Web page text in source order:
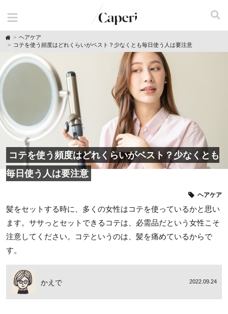
H
o
e
ヘアケア
コテを使う頻度はどれくらいがベスト？少なくとも毎日使う人は要注意
コテを使う頻度はどれくらいがベスト？少なくとも
毎日使う人は要注意
ヘアケア
髪をセットする時に、多くの女性はコテを使っているかと思い
ます。ササっとセットできるコテは、必需品だという女性こそ
注意してください。コテというのは、髪を痛めているからで
す。
かえで 2022.09.24